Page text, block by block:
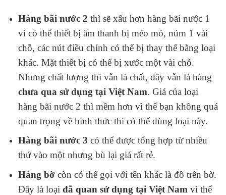
Hàng bãi nước 2 thì sẽ xấu hơn hàng bãi nước 1
vì có thể thiết bị âm thanh bị méo mó, núm 1 vài
chỗ, các nút điều chỉnh có thể bị thay thế bằng loại
khác. Mặt thiết bị có thể bị xước một vài chỗ.
Nhưng chất lượng thì vẫn là chất, đây vẫn là hàng
chưa qua sử dụng tại Việt Nam. Giá của loại
hàng bãi nước 2 thì mềm hơn vì thế bạn không quá
quan trọng về hình thức thì có thể dùng loại này.
Hàng bãi nước 3 có thể được tổng hợp từ nhiều
thứ vào một nhưng bù lại giá rất rẻ.
Hàng bờcòn có thể gọi với tên khác là đồ trên bờ.
Đây là loại đã quan sử dụng tại Việt Nam vì thế